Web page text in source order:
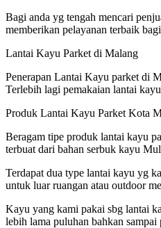
Bagi anda yg tengah mencari
memberikan pelayanan terbaik
Lantai Kayu Parket di Malang
Penerapan Lantai Kayu parket di
Terlebih lagi pemakaian lantai
Produk Lantai Kayu Parket Kota
Beragam tipe produk lantai kayu
terbuat dari bahan serbuk kayu
Terdapat dua type lantai kayu yg
untuk luar ruangan atau outdoor
Kayu yang kami pakai sbg lantai
lebih lama puluhan bahkan sampai